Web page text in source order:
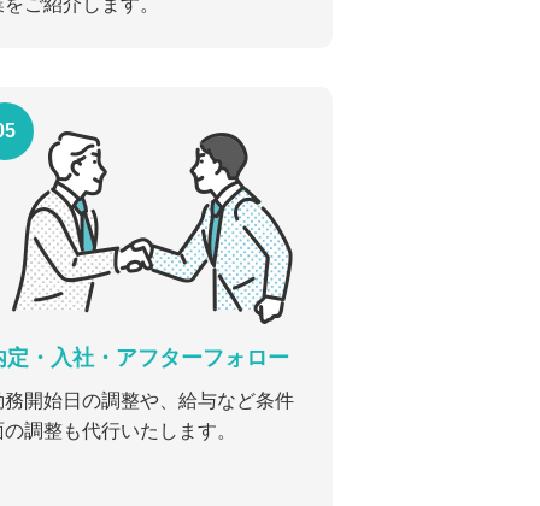
をご紹介します。
定・入社・アフターフォロー
務開始日の調整や、給与など条件
の調整も代行いたします。